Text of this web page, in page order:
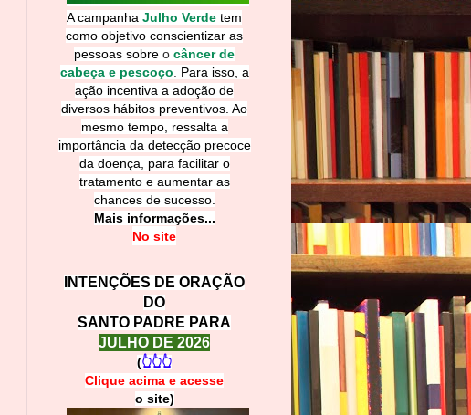
A campanha Julho Verde tem
como objetivo conscientizar as
pessoas sobre o câncer de
cabeça e pescoço
Para isso, a
ação incentiva a adoção de
diversos hábitos preventivos. Ao
mesmo tempo, ressalta a
importância da detecção precoce
da doença, para facilitar o
tratamento e aumentar as
chances de sucesso.
Mais informações...
No site
INTENÇÕES DE ORAÇÃO
DO
SANTO PADRE PARA
JULHO DE 2026
(👆👆👆
Clique acima e acesse
o site)